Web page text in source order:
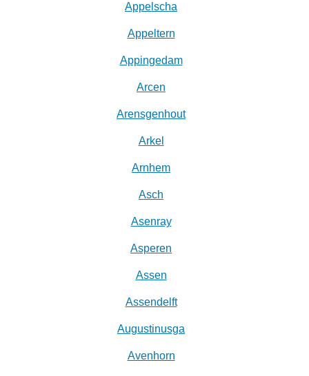
Appelscha
Appeltern
Appingedam
Arcen
Arensgenhout
Arkel
Arnhem
Asch
Asenray
Asperen
Assen
Assendelft
Augustinusga
Avenhorn